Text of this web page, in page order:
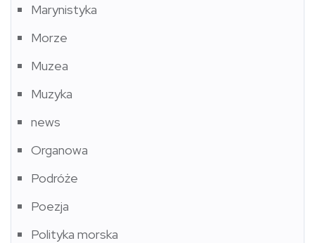
Marynistyka
Morze
Muzea
Muzyka
news
Organowa
Podróże
Poezja
Polityka morska